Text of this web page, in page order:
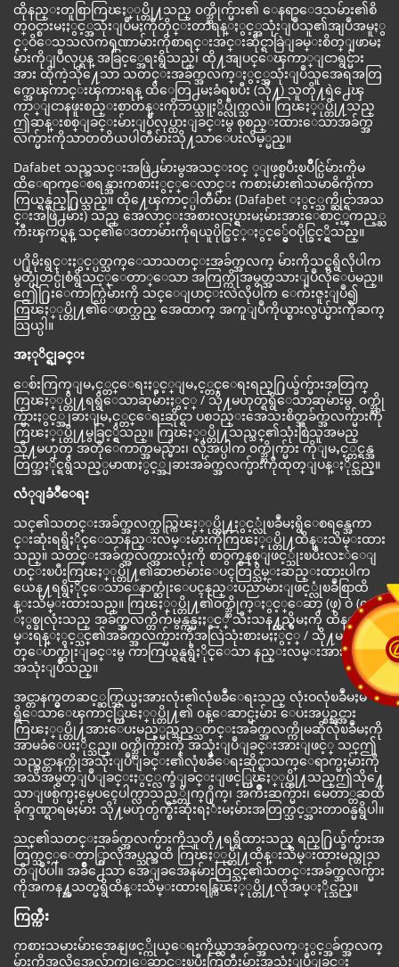
ထိုနည္းတူစြာကြၽႏ္ုပ္တို႔သည္ ၀က္ဘ္ဆိုက္မ်ား၏ ေနရာေဒသမ်ား၏စိ
တ္ဝင္စားမႈႏွင့္အသုံးျပဳမႈကိုတိုင္းတာရန္ႏွင့္အသုံးျပဳသူ၏အျပဳအမူႏွ
င့္ဝိေသသလကၡဏာမ်ားကိုစာရင္းအင္းဆိုင္ရာခြဲျခမ္းစိတ္ျဖာမႈ
မ်ားကိုျပဳလုပ္ရန္ အခြင့္အေရးရွိသည္၊ ထို႔အျပင္ေၾကာ္ျငာရွင္မ်ား
အား ထိုကဲ့သို႔ေသာ သတင္းအခ်က္အလက္ႏွင့္အသုံးျပဳသူအေရအတြ
က္အေၾကာင္းၾကားရန္ ထိေတြ႕မႈခံရၿပီး (သို႔) သူတို႔ရဲ႕ေၾ
ကာ္ျငာနဖူးစည္းစာတန္းကိုဘယ္သူႏွိပ္လိုက္သလဲ။ ကြၽႏ္ုပ္တို႔သည္
ဤဆန္းစစ္ျခင္းမ်ားျပဳလုပ္ထားျခင္းမွ စုစည္းထားေသာအခ်က္အ
လက္မ်ားကိုသာတတိယပါတီမ်ားသို႔သာေပးလိမ့္မည္။
Dafabet သည္အသင္းအဖြဲ႕မ်ားမွအသင္းဝင္ ္ျဖစ္ၿပီးၿပိဳင္ပြဲမ်ားကိုမ
ထိေရာက္ေစရန္အားကစားႏွင့္ေလာင္း ကစားမ်ား၏သမာဓိကိုကာ
ကြယ္ရန္ရည္႐ြယ္သည္။ ထို႔ေၾကာင့္ပါတီမ်ား (Dafabet ႏွင့္သက္ဆိုင္ရာအသ
င္းအဖြဲ႕မ်ား) သည္ အေလာင္းအစားလႈပ္ရွားမႈမ်ားအားေစာင့္ၾကည့္ႀ
ကီးၾကပ္ရန္ သင္၏ေဒတာမ်ားကိုရယူပိုင္ခြင့္ႏွင့္မွ်ေဝပိုင္ခြင့္ရွိသည္။
ပ႐ိုမိုးရွင္းႏွင့္ပတ္သက္ေသာသတင္းအခ်က္အလက္ မ်ားကိုသင္ရရွိလိုပါက
မွတ္ပုံတင္ပုံစံရွိသင့္ေတာ္ေသာ အကြက္ကိုအမွတ္အသားျပဳလိုေပမည္။
ဤေ႐ြးေကာက္ပြဲမ်ားကို သင္ေျပာင္းလဲလိုပါက ေက်းဇူးျပဳ၍
ကြၽႏ္ုပ္တို႔၏ေဖာက္သည္ အေထာက္ အကူျပဳကိုယ္စားလွယ္မ်ားကိုဆက္
သြယ္ပါ။
အႏုိင္ရျခင္း
ေစ်းကြက္ျမႇင့္တင္ေရးႏွင့္ျမႇင့္တင္ေရးရည္႐ြယ္ခ်က္မ်ားအတြက္
ကြၽႏ္ုပ္တို႔ရရွိေသာဆုမ်ားႏွင့္ / သို႔မဟုတ္ရရွိေသာဆုမ်ားမွ ဝက္ဘ္ဆို
က္မ်ားႏွင့္အျခားျမႇင့္တင္ေရးဆိုင္ရာ ပစၥည္းအေသးစိတ္အခ်က္အလက္မ်ားကို
ကြၽႏ္ုပ္တို႔မွခြင့္ရွိသည္။ ကြၽႏ္ုပ္တို႔သည္သင္၏သုံးစြဲသူအမည္
သို႔မဟုတ္ အတိုေကာက္အမည္မ်ား၊ လိုအပ္ပါက ၀က္ဘ္ဆိုက္မ်ား ကိုျမႇင့္တင္ရန္အ
တြက္အႏိုင္ရရွိသည့္ပမာဏႏွင့္အျခားအခ်က္အလက္မ်ားကိုထုတ္ျပန္ႏိုင္သည္။
လံုျခံဳေရး
သင္၏သတင္းအခ်က္အလက္သည္ကြၽႏ္ုပ္တို႔ႏွင့္လုံၿခဳံမႈရွိေစရန္အေကာ
င္းဆုံးရရွိႏိုင္ေသာနည္းလမ္းမ်ားကိုကြၽႏ္ုပ္တို႔ထိန္းသိမ္းထား
သည္။ သတင္းအခ်က္အလက္အားလုံးကို စာဝွက္စနစ္ျဖင့္သုံးၿပီးလႊဲေျ
ပာင္းၿပီးကြၽႏ္ုပ္တို႔၏ဆာဗာမ်ားေပၚတြင္သိမ္းဆည္းထားပါက
ယေန႔ရရွိႏိုင္ေသာေနာက္ဆုံးေပၚနည္းပညာမ်ားျဖင့္လုံၿခဳံစြာထိ
န္းသိမ္းထားသည္။ ကြၽႏ္ုပ္တို႔၏ဝက္ဘ္ဆိုက္ႏွင့္ေဆာ့ (ဖ္) ဝဲ (လ္)
ႏွစ္ခုလုံးသည္ အခ်က္အလက္တိက်မွန္ကန္မႈႏွင့္ သီးသန႔္တည္ရွိမႈကို ထိန္းသိ
မ္းရန္ႏွင့္သင္၏အခ်က္အလက္မ်ားကိုအလြဲသုံးစားမႈႏွင့္ / သို႔မဟု
တ္ေပ်ာက္ဆုံးျခင္းမွ ကာကြယ္ရန္ရရွိႏိုင္ေသာ နည္းလမ္းအားလုံးကို
အသုံးျပဳသည္။
အင္တာနက္မွတဆင့္ဆက္သြယ္မႈအားလုံး၏လုံၿခဳံေရးသည္ လုံးဝလုံၿခဳံမႈမ
ရွိေသာေၾကာင့္ကြၽႏ္ုပ္တို႔၏ ၀န္ေဆာင္မႈမ်ား ေပးအပ္စဥ္သင္အား
ကြၽႏ္ုပ္တို႔အားေပးမည့္မည္သည့္သတင္းအခ်က္အလက္ကိုမဆိုလုံၿခဳံမႈကို
အာမခံေပးႏိုင္သည္။ ၀က္ဘ္ဆိုက္မ်ားကို အသုံးျပဳျခင္းအားျဖင့္ သင္ဤ
သည္အင္တာနက္ကိုအသုံးျပဳျခင္း၏လုံၿခဳံေရးဆိုင္ရာသက္ေရာက္မႈမ်ားကို
အသိအမွတ္ျပဳျခင္းႏွင့္လက္ခံျခင္းျဖင့္ကြၽႏ္ုပ္တို႔သည္ဤသို႔ေ
သာျဖစ္ပ်က္မႈမွေပၚေပါက္လာသည့္တိုက္႐ိုက္၊ အက်ိဳးဆက္မ်ား၊ မေတာ္တဆထိ
ခိုက္ဒဏ္ရာရမႈမ်ား သို႔မဟုတ္ပ်က္စီးဆုံးရႈံးမႈမ်ားအတြက္သင့္အားတာ၀န္မရွိပါ။
သင္၏သတင္းအခ်က္အလက္မ်ားကိုသူတို႔ရရွိထားသည့္ ရည္႐ြယ္ခ်က္မ်ားအ
တြက္သင့္ေတာ္စြာလိုအပ္သည္အထိ ကြၽႏ္ုပ္တို႔ထိန္းသိမ္းထားမည္ဟုသ
တိျပဳပါ။ အခ်ိဳ႕ေသာ အေျခအေနမ်ားတြင္သင္၏သတင္းအခ်က္အလက္မ်ား
ကိုအကန႔္အသတ္မရွိထိန္းသိမ္းထားရန္ကြၽႏ္ုပ္တို႔လိုအပ္ႏိုင္သည္။
ကြတ္ကီး
ကစားသမားမ်ားအေနျဖင့္ကိုယ္ေရးကိုယ္တာအခ်က္အလက္ႏွင့္အခ်က္အလက္
မ်ားကိုအလိုအေလွ်ာက္စုေဆာင္းၿပီးကြတ္ကီးမ်ားအသုံးျပဳျခင္း